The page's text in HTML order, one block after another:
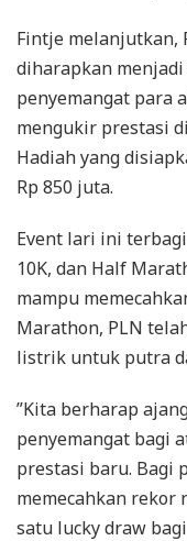
Fintje melanjutkan,
diharapkan
penyemangat para
mengukir prestasi
Hadiah yang
Rp 850 juta.
Event lari ini
10K, dan Half
mampu
Marathon, PLN
listrik untuk putra
”Kita berharap
penyemangat bagi
prestasi baru. Bagi
memecahkan rekor
satu lucky draw